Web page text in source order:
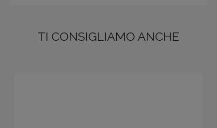
TI CONSIGLIAMO ANCHE